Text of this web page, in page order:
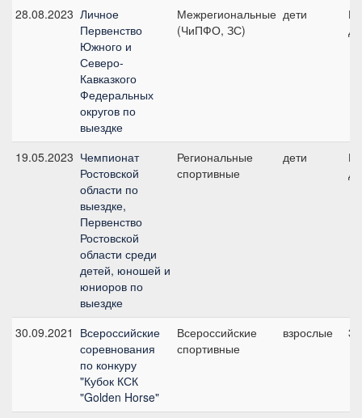
28.08.2023 Личное
Первенство
Южного и
Северо-
Кавказкого
Федеральных
округов по
выездке
Межрегиональные
(ЧиПФО, ЗС)
дети
19.05.2023 Чемпионат
Ростовской
области по
выездке,
Первенство
Ростовской
области среди
детей, юношей и
юниоров по
выездке
Региональные
спортивные
дети
30.09.2021 Всероссийские
соревнования
по конкуру
"Кубок КСК
"Golden Horse"
Всероссийские
спортивные
взрослые 3,